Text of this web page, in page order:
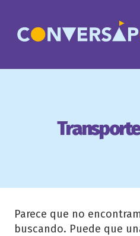
contenido
Parece que no
buscando. Puede que